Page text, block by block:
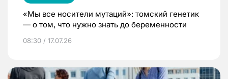
«Мы все носители мутаций»: томский генетик
— о том, что нужно знать до беременности
08:30 / 17.07.26